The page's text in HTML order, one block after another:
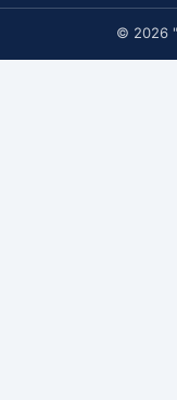
© 2026